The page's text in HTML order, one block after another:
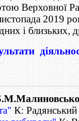
Верховної
2019
і близьких,
К: Радянський